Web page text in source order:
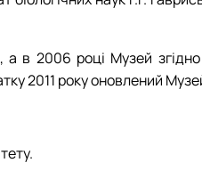
2006 році Музей згідно
2011 року оновлений